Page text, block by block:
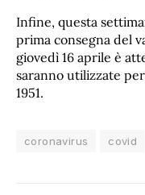
Infine, questa
prima consegna del
giovedì 16 aprile è
saranno utilizzate
1951.
coronavirus covid